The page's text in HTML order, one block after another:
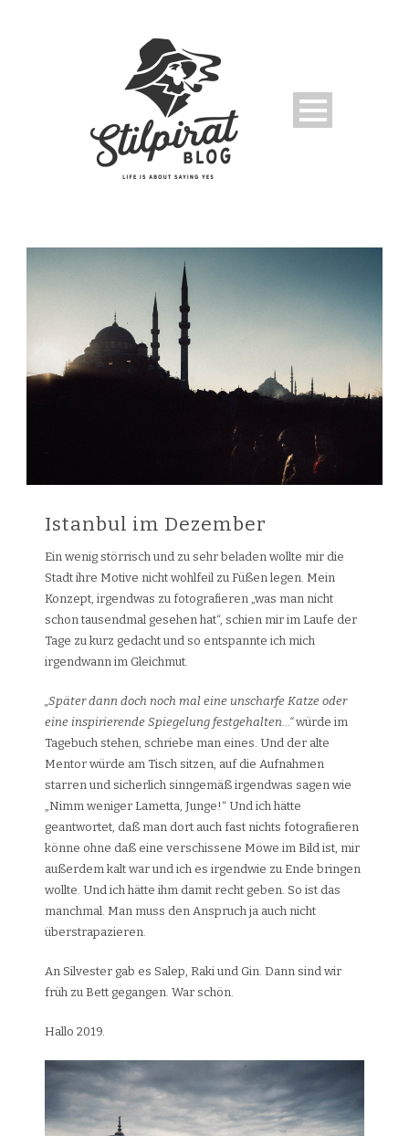
Istanbul im Dezember
Ein wenig störrisch und zu sehr beladen wollte mir die
Stadt ihre Motive nicht wohlfeil zu Füßen legen. Mein
Konzept, irgendwas zu fotografieren „was man nicht
schon tausendmal gesehen hat“, schien mir im Laufe der
Tage zu kurz gedacht und so entspannte ich mich
irgendwann im Gleichmut.
„Später dann doch noch mal eine unscharfe Katze oder
eine inspirierende Spiegelung festgehalten…“würde im
Tagebuch stehen, schriebe man eines. Und der alte
Mentor würde am Tisch sitzen, auf die Aufnahmen
starren und sicherlich sinngemäß irgendwas sagen wie
„Nimm weniger Lametta, Junge!“ Und ich hätte
geantwortet, daß man dort auch fast nichts fotografieren
könne ohne daß eine verschissene Möwe im Bild ist, mir
außerdem kalt war und ich es irgendwie zu Ende bringen
wollte. Und ich hätte ihm damit recht geben. So ist das
manchmal. Man muss den Anspruch ja auch nicht
überstrapazieren.
An Silvester gab es Salep, Raki und Gin. Dann sind wir
früh zu Bett gegangen. War schön.
Hallo 2019.